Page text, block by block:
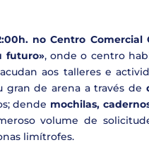
no Centro Comercial
futuro», onde o centro
aos talleres e
gran de arena a través de
dende mochilas,
volume de
limítrofes.